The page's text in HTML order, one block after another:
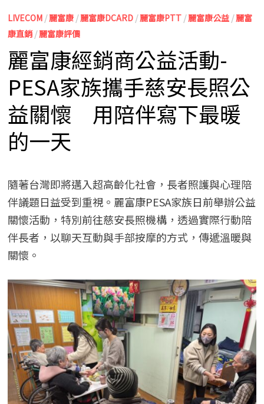
LIVECOM/麗富康/麗富康DCARD/麗富康PTT/麗富康公益/麗富
康直銷/麗富康評價
麗富康經銷商公益活動-
PESA家族攜手慈安長照公
益關懷 用陪伴寫下最暖
的一天
隨著台灣即將邁入超高齡化社會，長者照護與心理陪
伴議題日益受到重視。麗富康PESA家族日前舉辦公益
關懷活動，特別前往慈安長照機構，透過實際行動陪
伴長者，以聊天互動與手部按摩的方式，傳遞溫暖與
關懷。